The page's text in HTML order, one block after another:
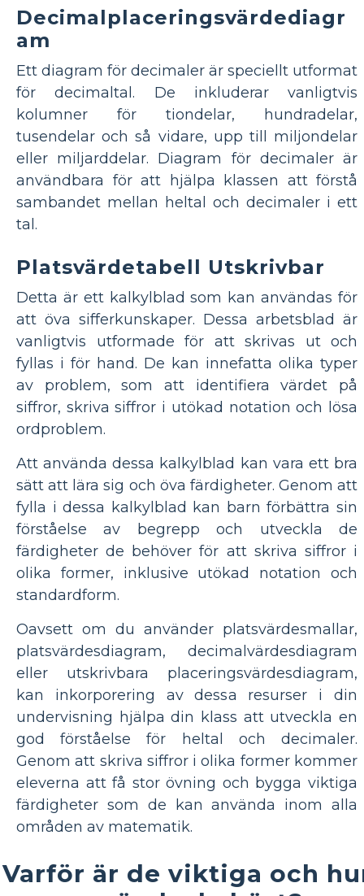
Decimalplaceringsvärdediagr
am
Ett diagram för decimaler är speciellt utformat
för decimaltal. De inkluderar vanligtvis
kolumner för tiondelar, hundradelar,
tusendelar och så vidare, upp till miljondelar
eller miljarddelar. Diagram för decimaler är
användbara för att hjälpa klassen att förstå
sambandet mellan heltal och decimaler i ett
tal.
Platsvärdetabell Utskrivbar
Detta är ett kalkylblad som kan användas för
att öva sifferkunskaper. Dessa arbetsblad är
vanligtvis utformade för att skrivas ut och
fyllas i för hand. De kan innefatta olika typer
av problem, som att identifiera värdet på
siffror, skriva siffror i utökad notation och lösa
ordproblem.
Att använda dessa kalkylblad kan vara ett bra
sätt att lära sig och öva färdigheter. Genom att
fylla i dessa kalkylblad kan barn förbättra sin
förståelse av begrepp och utveckla de
färdigheter de behöver för att skriva siffror i
olika former, inklusive utökad notation och
standardform.
Oavsett om du använder platsvärdesmallar,
platsvärdesdiagram, decimalvärdesdiagram
eller utskrivbara placeringsvärdesdiagram,
kan inkorporering av dessa resurser i din
undervisning hjälpa din klass att utveckla en
god förståelse för heltal och decimaler.
Genom att skriva siffror i olika former kommer
eleverna att få stor övning och bygga viktiga
färdigheter som de kan använda inom alla
områden av matematik.
Varför är de viktiga och